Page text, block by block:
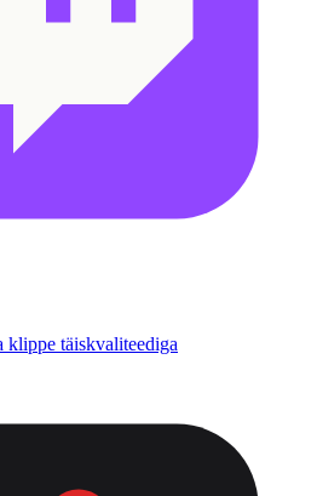
täiskvaliteediga